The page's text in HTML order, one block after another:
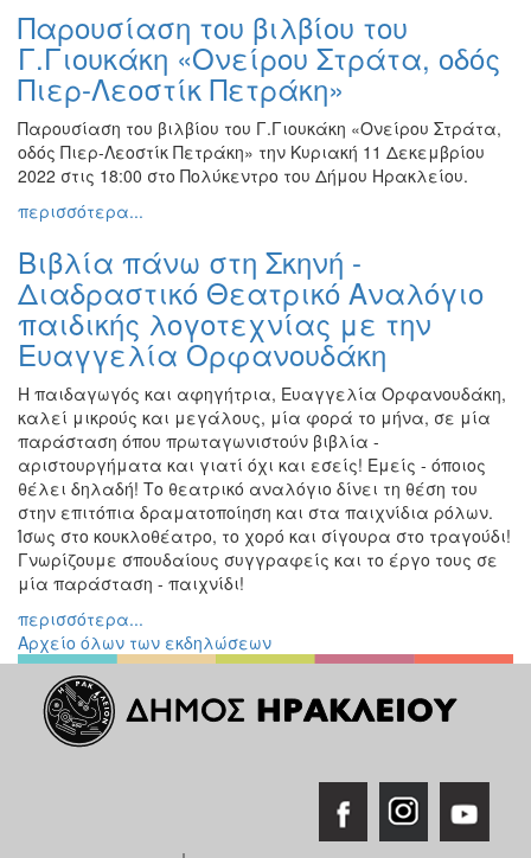
Παρουσίαση του βιλβίου του
Γ.Γιουκάκη «Ονείρου Στράτα, οδός
Πιερ-Λεοστίκ Πετράκη»
Παρουσίαση του βιλβίου του Γ.Γιουκάκη «Ονείρου Στράτα,
οδός Πιερ-Λεοστίκ Πετράκη» την Κυριακή 11 Δεκεμβρίου
2022 στις 18:00 στο Πολύκεντρο του Δήμου Ηρακλείου.
περισσότερα...
Βιβλία πάνω στη Σκηνή -
Διαδραστικό Θεατρικό Αναλόγιο
παιδικής λογοτεχνίας με την
Ευαγγελία Ορφανουδάκη
Η παιδαγωγός και αφηγήτρια, Ευαγγελία Ορφανουδάκη,
καλεί μικρούς και μεγάλους, μία φορά το μήνα, σε μία
παράσταση όπου πρωταγωνιστούν βιβλία -
αριστουργήματα και γιατί όχι και εσείς! Εμείς - όποιος
θέλει δηλαδή! Το θεατρικό αναλόγιο δίνει τη θέση του
στην επιτόπια δραματοποίηση και στα παιχνίδια ρόλων.
Ίσως στο κουκλοθέατρο, το χορό και σίγουρα στο τραγούδι!
Γνωρίζουμε σπουδαίους συγγραφείς και το έργο τους σε
μία παράσταση - παιχνίδι!
περισσότερα...
Αρχείο όλων των εκδηλώσεων